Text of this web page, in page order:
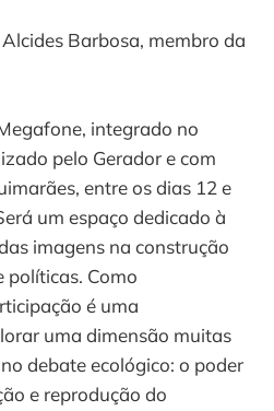
Barbosa, membro da
integrado no
pelo Gerador e com
entre os dias 12 e
um espaço dedicado à
imagens na construção
políticas. Como
é uma
uma dimensão muitas
debate ecológico: o poder
e reprodução do